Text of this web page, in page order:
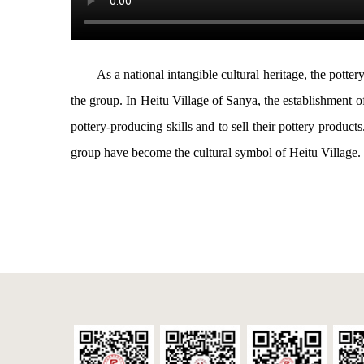
As a national intangible cultural heritage, the
the group. In Heitu Village of Sanya, the establishment
pottery-producing skills and to sell their pottery
group have become the cultural symbol of Heitu Village.